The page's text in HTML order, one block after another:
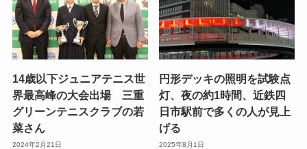
14歳以下ジュニアテニス世
界最高峰の大会出場 三重
グリーンテニスクラブの若
菜さん
2024年2月21日
円形デッキの照明を試験点
灯、夜の約1時間、近鉄四
日市駅前で多くの人が見上
げる
2025年8月1日